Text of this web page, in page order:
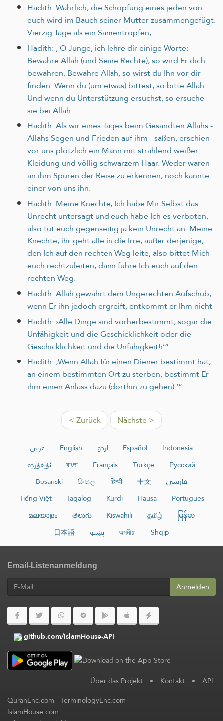
Hadith: Wahrlich, die Schöpfung eines jeden von
euch wird im Bauch seiner Mutter zusammengefügt.
Vierzig Tage als ein Samentropfen,
Hadith: ‚ O Junge, ich lehre dir einige Worte:
Bewahre Allah (und Seine Rechte), so wird Er dich
bewahren. Bewahre Allah, so wirst du Ihn vor dir
finden. Wenn du (um etwas) bittest, so bitte Allah.
Und wenn du Unterstützung ersuchst, so ersuche
sie bei Allah
Hadith: Als wir eines Tages beim Gesandten Allahs -
Allahs Segen und Frieden auf ihm - saßen, erschien
vor uns plötzlich ein Mann mit strahlend weißer
Kleidung und völlig schwarzem Haar. Weder waren
an ihm Spuren der Reise zu erkennen, noch kannte
einer von uns ihn.
Hadith: Meine Knechte, Ich habe Mir Selbst das
Unrecht untersagt und euch habe Ich es verboten,
also tut euch gegenseitig ja kein Unrecht an. Meine
Knechte, ihr geht alle in die Irre, außer derjenige,
den Ich auf den rechten Weg leite, also bittet Mich
euch rechtzuleiten, dann führe Ich euch auf den
rechten Weg.
Hadith: Allah gewährt dem Ungerechten Aufschub;
wenn Er ihn jedoch ergreift, entkommt er Ihm nicht
Hadith: ›Alle Dinge sind vorherbestimmt, sogar die
Unfähigkeit und die Geschicklichkeit oder die
Geschicklichkeit und die Unfähigkeit!‹‘“
Hadith: ‚Wenn Allah für einen Diener bestimmt hat,
an einem bestimmten Ort zu sterben, bestimmt Er
ihm einen Anlass dazu (dorthin zu gehen).‘“
< Zurück Nächste >
عربي English اردو Español
Indonesia
ئۇيغۇرچە
বাংলা Français Türkçe
Русский
Bosanski
සිංහල हिन्दी 中文
فارسی
Tiếng Việt
Tagalog Kurdî Hausa
Português
മലയാളം
తెలుగు Kiswahili தமிழ்
မြန်မာ
日本語
پښتو অসমীয়া Shqip
Email-Listenanmeldung
Anmelden
github.com/IslamHouse-API
Über das Projekt • Kontakt • API
QuranEnc.com-TerminologyEnc.com
IslamHouse.com